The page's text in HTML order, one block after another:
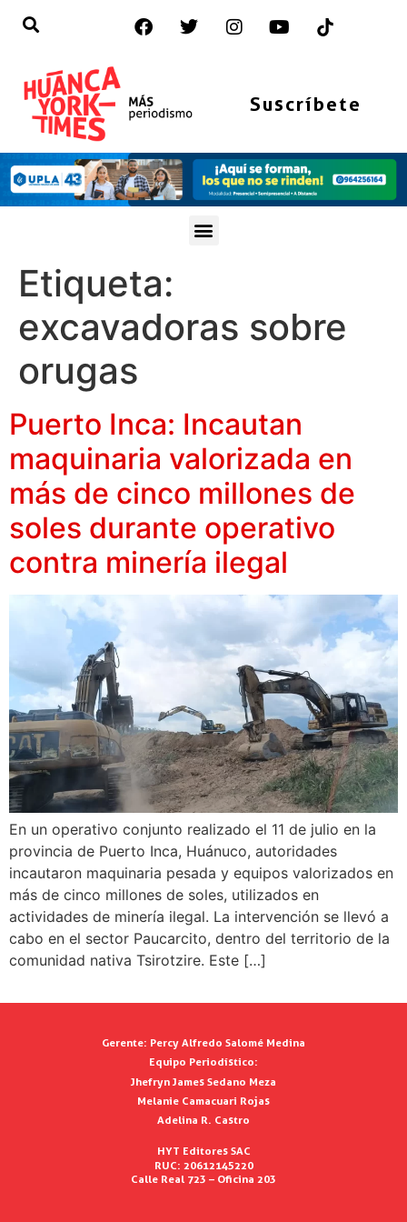
Suscríbete
Etiqueta:
excavadoras sobre
orugas
Puerto Inca: Incautan
maquinaria valorizada en
más de cinco millones de
soles durante operativo
contra minería ilegal
En un operativo conjunto realizado el 11 de julio en la
provincia de Puerto Inca, Huánuco, autoridades
incautaron maquinaria pesada y equipos valorizados en
más de cinco millones de soles, utilizados en
actividades de minería ilegal. La intervención se llevó a
cabo en el sector Paucarcito, dentro del territorio de la
comunidad nativa Tsirotzire. Este […]
Gerente: Percy Alfredo Salomé Medina
Equipo Periodístico:
Jhefryn James Sedano Meza
Melanie Camacuari Rojas
Adelina R. Castro
HYT Editores SAC
RUC: 20612145220
Calle Real 723 – Oficina 203